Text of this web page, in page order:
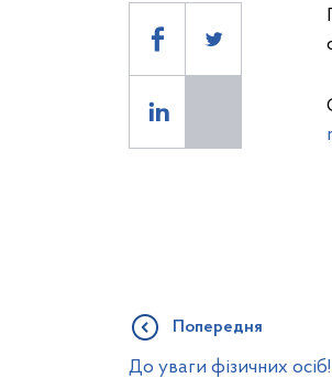
Попередня
До уваги фізичних осіб!